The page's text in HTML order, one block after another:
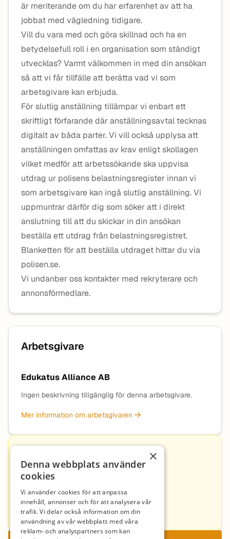
är meriterande om du har erfarenhet av att ha
jobbat med vägledning tidigare.
Vill du vara med och göra skillnad och ha en
betydelsefull roll i en organisation som ständigt
utvecklas? Varmt välkommen in med din ansökan
så att vi får tillfälle att berätta vad vi som
arbetsgivare kan erbjuda.
För slutlig anställning tillämpar vi enbart ett
skriftligt förfarande där anställningsavtal tecknas
digitalt av båda parter. Vi vill också upplysa att
anställningen omfattas av krav enligt skollagen
vilket medför att arbetssökande ska uppvisa
utdrag ur polisens belastningsregister innan vi
som arbetsgivare kan ingå slutlig anställning. Vi
uppmuntrar därför dig som söker att i direkt
anslutning till att du skickar in din ansökan
beställa ett utdrag från belastningsregistret.
Blanketten för att beställa utdraget hittar du via
polisen.se.
Vi undanber oss kontakter med rekryterare och
annonsförmedlare.
Arbetsgivare
Edukatus Alliance AB
Ingen beskrivning tillgänglig för denna arbetsgivare.
Mer information om arbetsgivaren
andreas.dahlberg@yrkesgymnasiet.se
+46764958133
×
Denna webbplats använder
cookies
Vi använder cookies för att anpassa
innehåll, annonser och för att analysera vår
trafik. Vi delar också information om din
användning av vår webbplats med våra
reklam- och analyspartners som kan